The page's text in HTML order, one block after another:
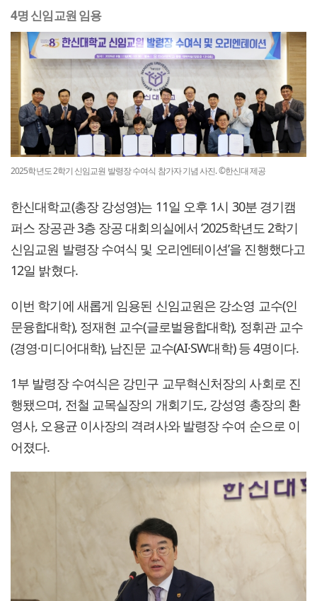
4명 신임교원 임용
2025학년도 2학기 신임교원 발령장 수여식 참가자 기념 사진. ©한신대 제공
한신대학교(총장 강성영)는 11일 오후 1시 30분 경기캠
퍼스 장공관 3층 장공 대회의실에서 ‘2025학년도 2학기
신임교원 발령장 수여식 및 오리엔테이션’을 진행했다고
12일 밝혔다.
이번 학기에 새롭게 임용된 신임교원은 강소영 교수(인
문융합대학), 정재현 교수(글로벌융합대학), 정휘관 교수
(경영·미디어대학), 남진문 교수(AI·SW대학) 등 4명이다.
1부 발령장 수여식은 강민구 교무혁신처장의 사회로 진
행됐으며, 전철 교목실장의 개회기도, 강성영 총장의 환
영사, 오용균 이사장의 격려사와 발령장 수여 순으로 이
어졌다.